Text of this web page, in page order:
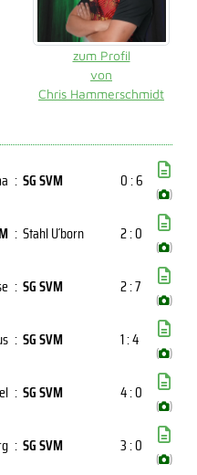
zum Profil
von
Chris Hammerschmidt
: SG SVM 0 : 6
( )
: Stahl U´born 2 : 0
( )
: SG SVM 2 : 7
( )
: SG SVM 1 : 4
( )
: SG SVM 4 : 0
( )
: SG SVM 3 : 0
( )